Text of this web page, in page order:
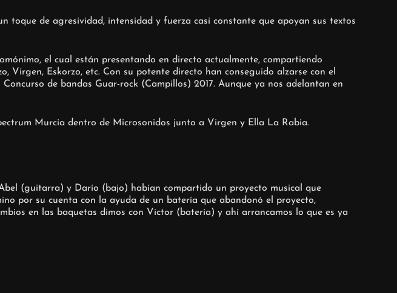
toque de agresividad, intensidad y fuerza casi constante que apoyan sus textos
el cual están presentando en directo actualmente, compartiendo
Virgen, Eskorzo, etc. Con su potente directo han conseguido alzarse con el
de bandas Guar-rock (Campillos) 2017. Aunque ya nos adelantan en
Murcia dentro de Microsonidos junto a Virgen y Ella La Rabia.
(guitarra) y Darío (bajo) habían compartido un proyecto musical que
por su cuenta con la ayuda de un batería que abandonó el proyecto,
en las baquetas dimos con Victor (batería) y ahí arrancamos lo que es ya